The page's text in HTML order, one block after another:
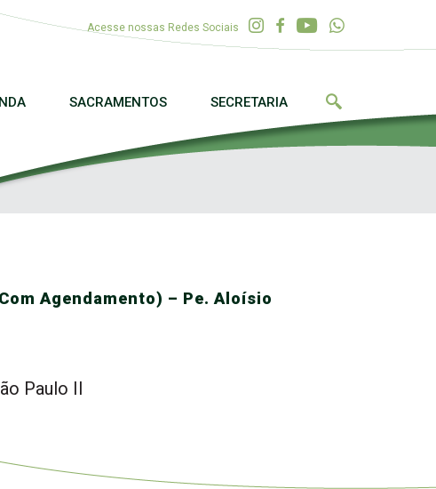
Acesse nossas Redes Sociais
SACRAMENTOS SECRETARIA
Agendamento) – Pe. Aloísio
Paulo II